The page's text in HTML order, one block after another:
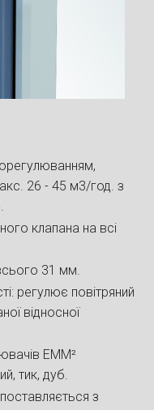
26 - 45 м3/год. з
клапана на всі
31 мм.
регулює повітряний
відносної
ЕММ²
тик, дуб.
з